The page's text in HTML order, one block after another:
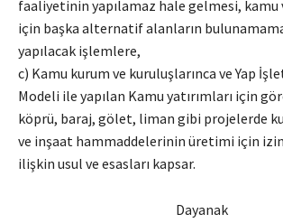
faaliyetinin yapılamaz hale gelmesi, kamu
için başka alternatif alanların
yapılacak işlemlere,
c) Kamu kurum ve kuruluşlarınca ve Yap
Modeli ile yapılan Kamu yatırımları için
köprü, baraj, gölet, liman gibi projelerde
ve inşaat hammaddelerinin üretimi için
ilişkin usul ve esasları kapsar.
Dayanak